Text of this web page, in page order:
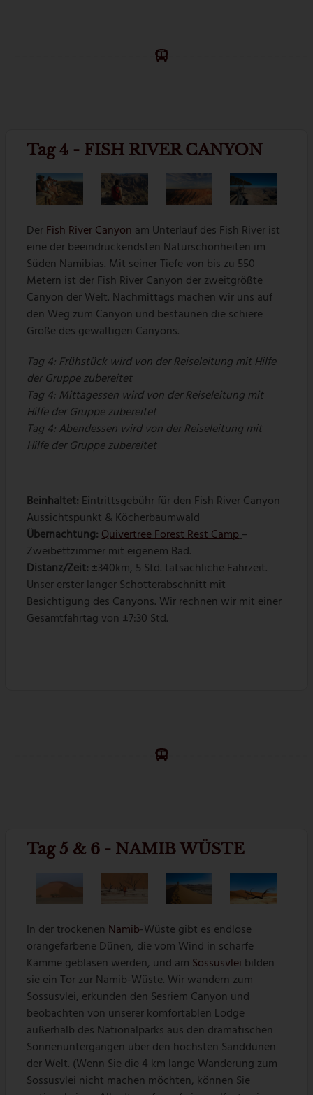
Tag 4 - FISH RIVER CANYON
DerFish River Canyon am Unterlauf des Fish River ist
eine der beeindruckendsten Naturschönheiten im
Süden Namibias. Mit seiner Tiefe von bis zu 550
Metern ist der Fish River Canyon der zweitgrößte
Canyon der Welt. Nachmittags machen wir uns auf
den Weg zum Canyon und bestaunen die schiere
Größe des gewaltigen Canyons.
Tag 4: Frühstück wird von der Reiseleitung mit Hilfe
der Gruppe zubereitet
Tag 4: Mittagessen wird von der Reiseleitung mit
Hilfe der Gruppe zubereitet
Tag 4: Abendessen wird von der Reiseleitung mit
Hilfe der Gruppe zubereitet
Beinhaltet: Eintrittsgebühr für den Fish River Canyon
Aussichtspunkt & Köcherbaumwald
Übernachtung:Quivertree Forest Rest Camp–
Zweibettzimmer mit eigenem Bad.
Distanz/Zeit: ±340km, 5 Std. tatsächliche Fahrzeit.
Unser erster langer Schotterabschnitt mit
Besichtigung des Canyons. Wir rechnen wir mit einer
Gesamtfahrtag von ±7:30 Std.
Tag 5 & 6 - NAMIB WÜSTE
In der trockenen Namib-Wüste gibt es endlose
orangefarbene Dünen, die vom Wind in scharfe
Kämme geblasen werden, und am Sossusvlei bilden
sie ein Tor zur Namib-Wüste. Wir wandern zum
Sossusvlei, erkunden den Sesriem Canyon und
beobachten von unserer komfortablen Lodge
außerhalb des Nationalparks aus den dramatischen
Sonnenuntergängen über den höchsten Sanddünen
der Welt. (Wenn Sie die 4 km lange Wanderung zum
Sossusvlei nicht machen möchten, können Sie